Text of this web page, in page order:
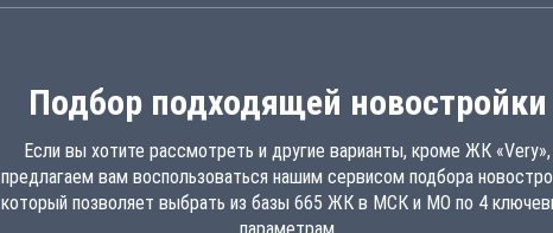
Подбор подходящей новостройки
Если вы хотите рассмотреть и другие варианты, кроме ЖК «Very»,
предлагаем вам воспользоваться нашим сервисом подбора
который позволяет выбрать из базы 665 ЖК в МСК и МО по 4